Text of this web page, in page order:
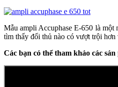
Mẫu ampli Accuphase E-650 là một
tìm thấy đối thủ nào có vượt trội hơn
Các bạn có thể tham khảo các